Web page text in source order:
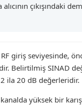
çıkışındaki
RF giriş seviyesinde,
Belirtilmiş SINAD
ila 20 dB değerleridir.
kanalda yüksek bir